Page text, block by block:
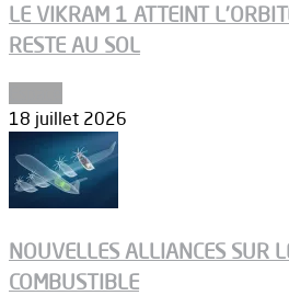
LE VIKRAM 1 ATTEINT
RESTE AU SOL
18 juillet 2026
NOUVELLES ALLIANCES SUR
COMBUSTIBLE